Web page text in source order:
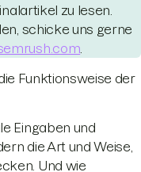
zu lesen.
schicke uns gerne
Funktionsweise der
Eingaben und
die Art und Weise,
Und wie